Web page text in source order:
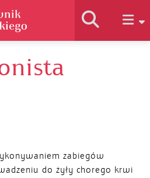
słownika
zabiegów
do żyły chorego krwi